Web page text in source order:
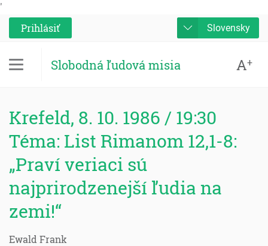
'
Prihlásiť
Slovensky
Slobodná ľudová misia A+
Krefeld, 8. 10. 1986 / 19:30
Téma: List Rimanom 12,1-8:
„Praví veriaci sú
najprirodzenejší ľudia na
zemi!“
Ewald Frank